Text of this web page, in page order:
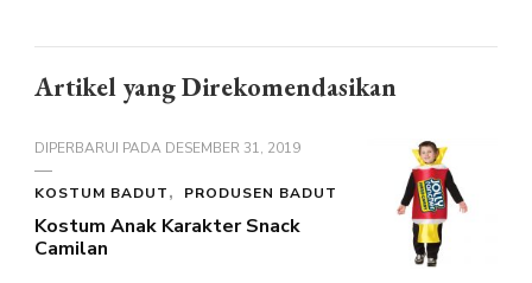
Artikel yang Direkomendasikan
DIPERBARUI PADA DESEMBER 31, 2019
KOSTUM BADUT PRODUSEN BADUT
Kostum Anak Karakter Snack
Camilan